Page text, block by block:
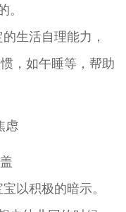
。
生活自理能力，
，如午睡等，帮助
以积极的暗示。